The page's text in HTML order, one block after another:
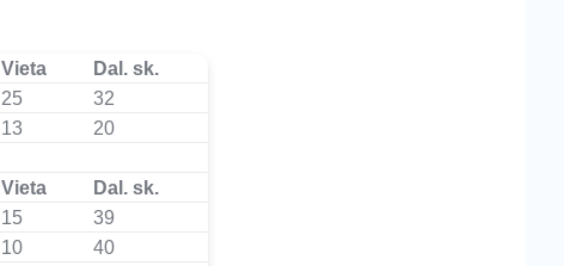
Vieta
Dal. sk.
25
32
13
20
Vieta
Dal. sk.
15
39
10
40